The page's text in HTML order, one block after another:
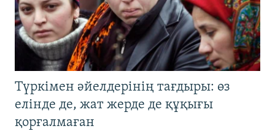
Түркімен әйелдерінің тағдыры: өз
елінде де, жат жерде де құқығы
қорғалмаған